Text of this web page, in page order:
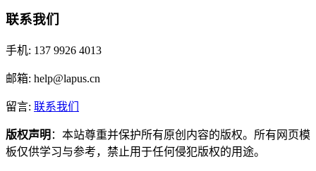
联系我们
手机: 137 9926 4013
邮箱: help@lapus.cn
留言: 联系我们
版权声明 ：本站尊重并保护所有原创内容的版权。所有网页模
板仅供学习与参考，禁止用于任何侵犯版权的用途。